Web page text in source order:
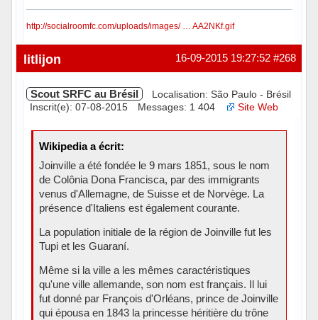
http://socialroomfc.com/uploads/images/ … AA2NKf.gif
Hors ligne #268
16-09-2015 19:27:52
litlijon
Scout SRFC au Brésil
Localisation: São Paulo - Brésil
Inscrit(e): 07-08-2015
Messages: 1 404 Site Web
Wikipedia a écrit:
Joinville a été fondée le 9 mars 1851, sous le nom
de Colônia Dona Francisca, par des immigrants
venus d'Allemagne, de Suisse et de Norvège. La
présence d'Italiens est également courante.
La population initiale de la région de Joinville fut les
Tupi et les Guaraní.
Même si la ville a les mêmes caractéristiques
qu'une ville allemande, son nom est français. Il lui
fut donné par François d'Orléans, prince de Joinville
qui épousa en 1843 la princesse héritière du trône